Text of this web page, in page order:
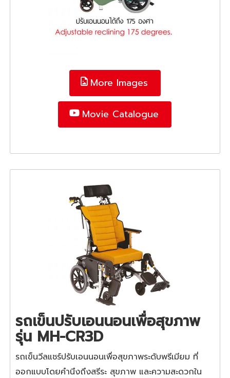
More Images
Movie Catalogue
รถเข็นปรับเอนนอนเพื่อสุขภาพ
รุ่น MH-CR3D
รถเข็นวีลแชร์ปรับเอนนอนเพื่อสุขภาพระดับพรีเมียม ที่
ออกแบบโดยคำนึงถึงสรีระ สุขภาพ และความสะดวกใน